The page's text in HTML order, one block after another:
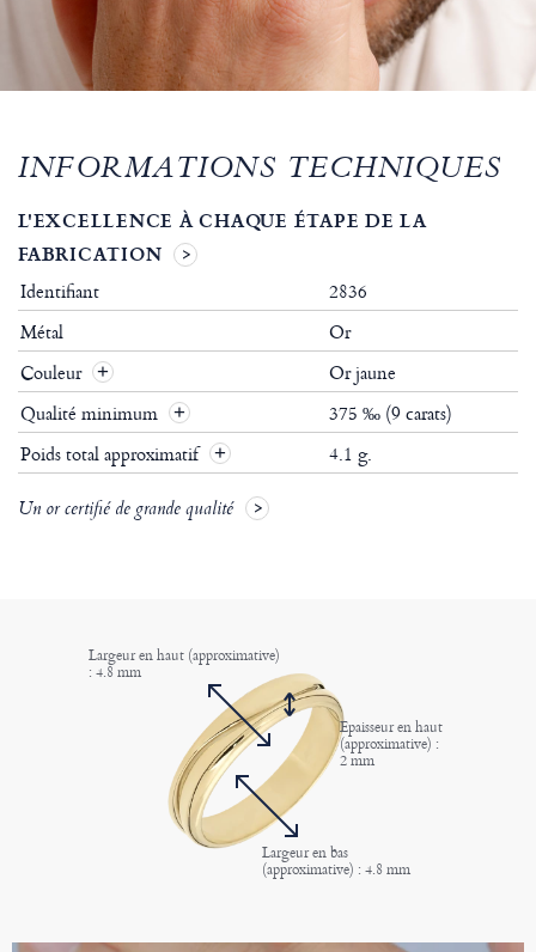
INFORMATIONS TECHNIQUES
L'EXCELLENCE À CHAQUE ÉTAPE DE LA
FABRICATION
Identifiant
2836
Métal
Or
Couleur
Or jaune
Qualité minimum
375 ‰ (9 carats)
Poids total approximatif
4.1 g.
Un or certifié de grande qualité
Largeur en haut (approximative)
: 4.8 mm
Epaisseur en haut
(approximative) :
2 mm
Largeur en bas
(approximative) : 4.8 mm